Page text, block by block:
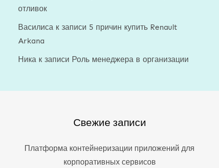
отливок
Василиса к записи 5 причин купить Renault
Arkana
Ника к записи Роль менеджера в организации
Свежие записи
Платформа контейнеризации приложений для
корпоративных сервисов